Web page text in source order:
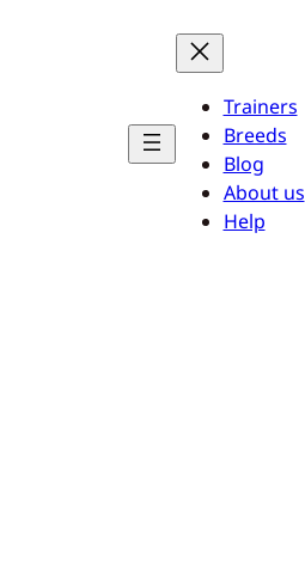
Trainers
Breeds
Blog
About us
Help